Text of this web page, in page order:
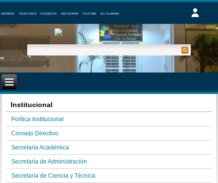
INGRESO TELÉFONOS FACEBOOK INSTAGRAM YOUTUBE SIU GUARANI
Institucional
Política Institucional
Consejo Directivo
Secretaría Académica
Secretaría de Administración
Secretaría de Ciencia y Técnica